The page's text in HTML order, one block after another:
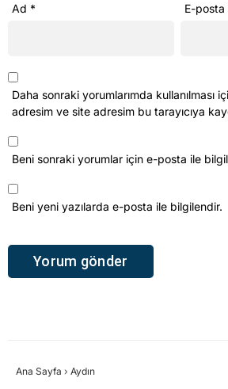
Ad * E-posta
Daha sonraki yorumlarımda kullanılması
adresim ve site adresim bu tarayıcıya
Beni sonraki yorumlar için e-posta ile
Beni yeni yazılarda e-posta ile bilgilendir.
Ana Sayfa › Aydın